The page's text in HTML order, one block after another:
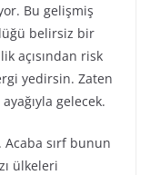
Bu gelişmiş
belirsiz bir
açısından risk
yedirsin. Zaten
gelecek.
sırf bunun
ülkeleri